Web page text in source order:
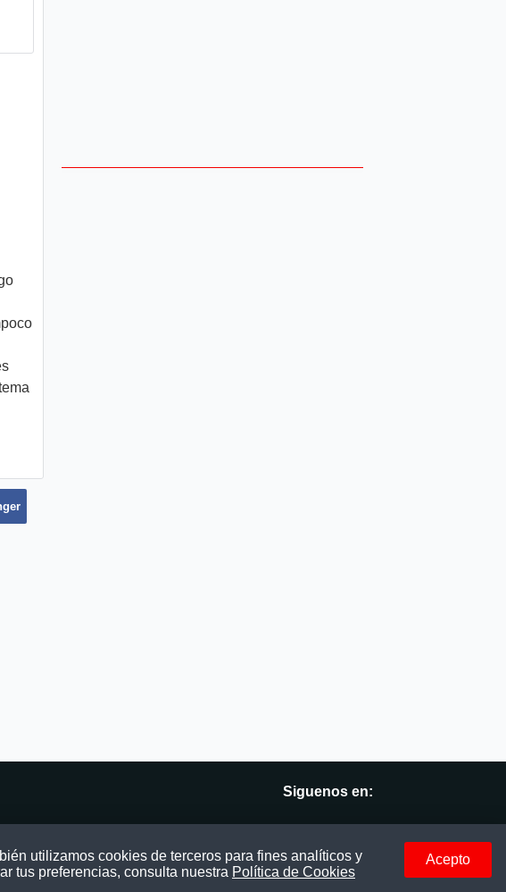
Siguenos en:
Instagram
utilizamos cookies de terceros para fines analíticos y
tus preferencias, consulta nuestra Política de Cookies
Acepto